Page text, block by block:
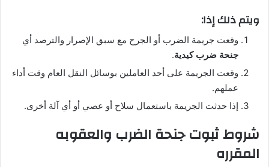
ويتم ذلك إذا:
وقعت جريمة الضرب أو الجرح مع سبق الإصرار والترصد أي
جنحة ضرب كيدية.
وقعت الجريمة على أحد العاملين بوسائل النقل العام وقت أداء
عملهم.
إذا حدثت الجريمة باستعمال سلاح أو عصي أو أي آلة أخرى.
شروط ثبوت جنحة الضرب والعقوبه
المقرره